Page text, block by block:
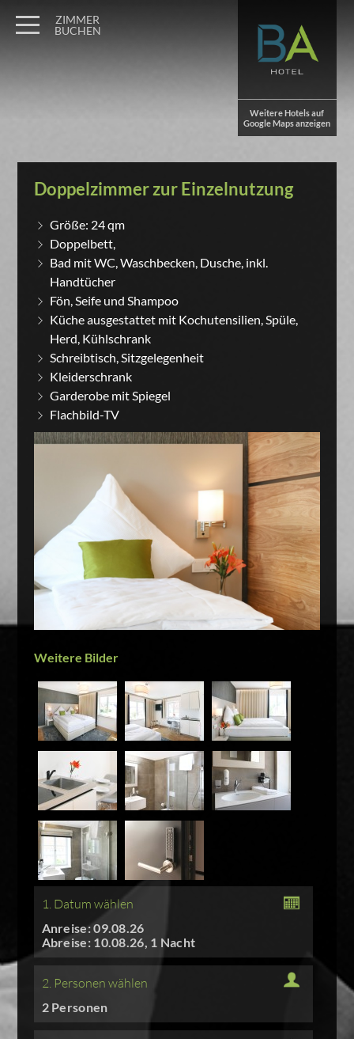
Weitere Hotels auf
Google Maps anzeigen
ZIMMER
BUCHEN
Doppelzimmer zur Einzelnutzung
Größe: 24 qm
Doppelbett,
Bad mit WC, Waschbecken, Dusche, inkl.
Handtücher
Fön, Seife und Shampoo
Küche ausgestattet mit Kochutensilien, Spüle,
Herd, Kühlschrank
Schreibtisch, Sitzgelegenheit
Kleiderschrank
Garderobe mit Spiegel
Flachbild-TV
Weitere Bilder
1. Datum wählen
Anreise: 09.08.26
Abreise: 10.08.26, 1 Nacht
2. Personen wählen
2 Personen